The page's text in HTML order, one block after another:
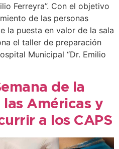
Ferreyra”. Con el objetivo
de las personas
la puesta en valor de la sala
el taller de preparación
Municipal “Dr. Emilio
de la
Américas y
a los CAPS